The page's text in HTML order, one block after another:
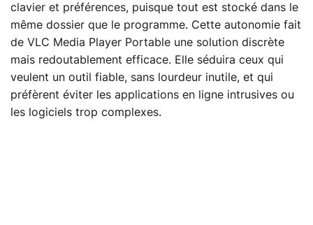
clavier et préférences, puisque tout est stocké dans le
même dossier que le programme. Cette autonomie fait
de VLC Media Player Portable une solution discrète
mais redoutablement efficace. Elle séduira ceux qui
veulent un outil fiable, sans lourdeur inutile, et qui
préfèrent éviter les applications en ligne intrusives ou
les logiciels trop complexes.